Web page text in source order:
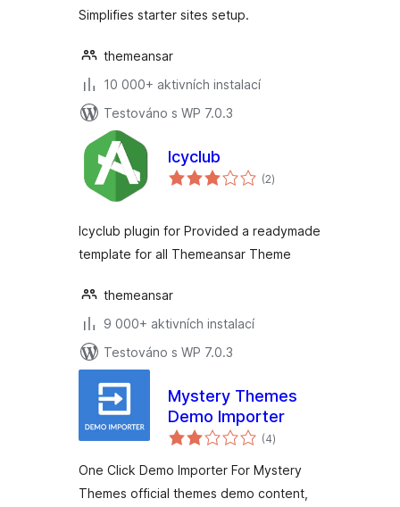
Simplifies starter sites setup.
themeansar
10 000+ aktivních instalací
Testováno s WP 7.0.3
Icyclub
(2celkové
hodnocení
)
Icyclub plugin for Provided a readymade
template for all Themeansar Theme
themeansar
9 000+ aktivních instalací
Testováno s WP 7.0.3
Mystery Themes
Demo Importer
(4celkové
hodnocení
)
One Click Demo Importer For Mystery
Themes official themes demo content,